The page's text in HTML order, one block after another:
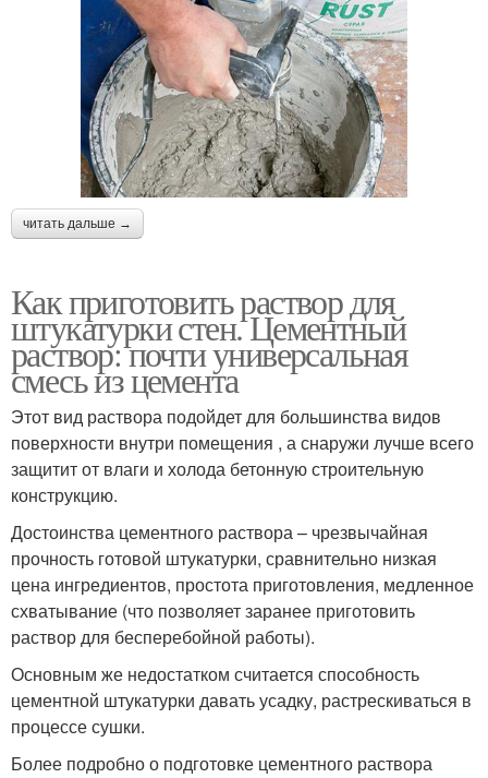
читать дальше →
Как приготовить раствор для
штукатурки стен. Цементный
раствор: почти универсальная
смесь из цемента
Этот вид раствора подойдет для большинства видов
поверхности внутри помещения , а снаружи лучше всего
защитит от влаги и холода бетонную строительную
конструкцию.
Достоинства цементного раствора – чрезвычайная
прочность готовой штукатурки, сравнительно низкая
цена ингредиентов, простота приготовления, медленное
схватывание (что позволяет заранее приготовить
раствор для бесперебойной работы).
Основным же недостатком считается способность
цементной штукатурки давать усадку, растрескиваться в
процессе сушки.
Более подробно о подготовке цементного раствора